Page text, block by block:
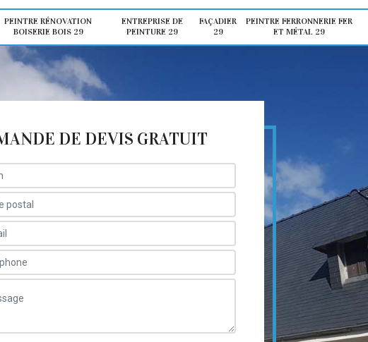
PEINTRE RÉNOVATION
BOISERIE BOIS 29
ENTREPRISE DE
PEINTURE 29
FAÇADIER
29
PEINTRE FERRONNERIE FER
ET MÉTAL 29
DE DEVIS GRATUIT